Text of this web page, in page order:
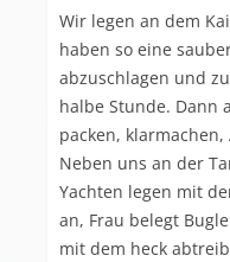
Wir legen an dem
haben so eine
abzuschlagen und
halbe Stunde. Dann
packen, klarmachen,
Neben uns an der
Yachten legen mit
an, Frau belegt
mit dem heck